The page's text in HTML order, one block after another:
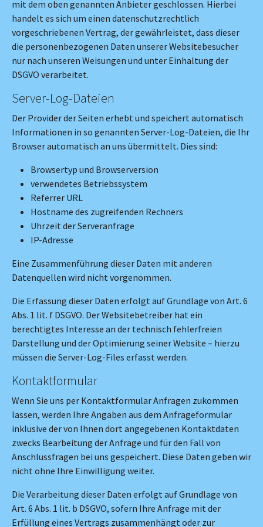
mit dem oben genannten Anbieter geschlossen. Hierbei
handelt es sich um einen datenschutzrechtlich
vorgeschriebenen Vertrag, der gewährleistet, dass dieser
die personenbezogenen Daten unserer Websitebesucher
nur nach unseren Weisungen und unter Einhaltung der
DSGVO verarbeitet.
Server-Log-Dateien
Der Provider der Seiten erhebt und speichert automatisch
Informationen in so genannten Server-Log-Dateien, die Ihr
Browser automatisch an uns übermittelt. Dies sind:
Browsertyp und Browserversion
verwendetes Betriebssystem
Referrer URL
Hostname des zugreifenden Rechners
Uhrzeit der Serveranfrage
IP-Adresse
Eine Zusammenführung dieser Daten mit anderen
Datenquellen wird nicht vorgenommen.
Die Erfassung dieser Daten erfolgt auf Grundlage von Art. 6
Abs. 1 lit. f DSGVO. Der Websitebetreiber hat ein
berechtigtes Interesse an der technisch fehlerfreien
Darstellung und der Optimierung seiner Website – hierzu
müssen die Server-Log-Files erfasst werden.
Kontaktformular
Wenn Sie uns per Kontaktformular Anfragen zukommen
lassen, werden Ihre Angaben aus dem Anfrageformular
inklusive der von Ihnen dort angegebenen Kontaktdaten
zwecks Bearbeitung der Anfrage und für den Fall von
Anschlussfragen bei uns gespeichert. Diese Daten geben wir
nicht ohne Ihre Einwilligung weiter.
Die Verarbeitung dieser Daten erfolgt auf Grundlage von
Art. 6 Abs. 1 lit. b DSGVO, sofern Ihre Anfrage mit der
Erfüllung eines Vertrags zusammenhängt oder zur